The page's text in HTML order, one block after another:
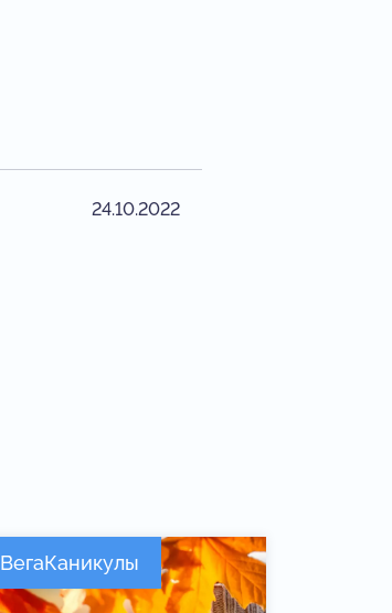
24.10.2022
ВегаКаникулы